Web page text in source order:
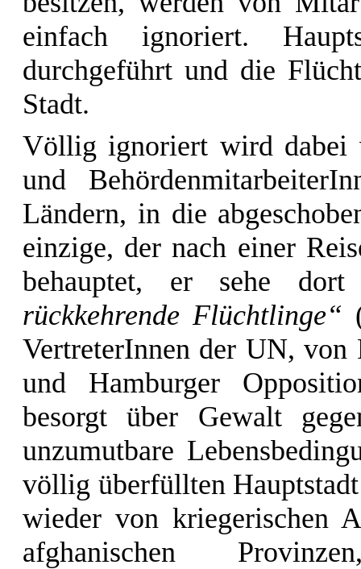
einfach ignoriert.
durchgeführt und die
Stadt.
Völlig ignoriert wird dabei
und
Ländern, in die
einzige, der nach einer
behauptet, er sehe
rückkehrende Flüchtlinge“
VertreterInnen der UN, von
und Hamburger
besorgt über Gewalt
unzumutbare
völlig überfüllten
wieder von kriegerischen
afghanischen